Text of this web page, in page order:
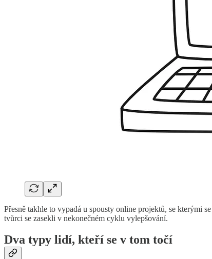
Přesně takhle to vypadá u spousty online projektů, se kterými
tvůrci se zasekli v nekonečném cyklu vylepšování.
Dva typy lidí, kteří se v tom točí